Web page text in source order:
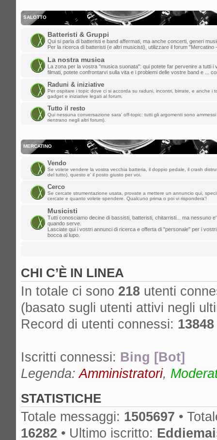
dajazz
»e' quasi natale!
lun dic 09, 2024 3:48 pm
matteo t»weeee
dom dic 01, 2024 9:20 pm
dajazz»finalmente sono riuscito a
creato l'account!!
sab nov 02, 2024 2:21 pm
kazurga»ben ritornata , ciao a tutti
MASTERCUSTOM»Ciao a tutti, non
mer set 04, 2024 9:23 am
*Davide*»pulizia dello spam
mer ago 28, 2024 1:20 pm
kidg » ormai suono solo i citofoni ma
vecchi del forum!
lun ago 05, 2024 12:39 pm
è spostato su un altro forum? Grazie!
gio ago 01, 2024 11:25 am
edmondo
»lA mcx NON è MICA
dom lug 14, 2024 6:50 pm
nikman» Se l'hai presa nuova, ma
gio lug 04, 2024 10:01 am
masdau»ciao a tutti. Ho comprato
cassa lato sotto. non si vede tanto ma
SALOTTO
Batteristi & Gruppi
Qui si parla di batteristi e band affermati, ma anche concerti, generi
Per la ricerca di batteristi (e altri musicisti), utilizzare il forum "Mercatino
La nostra musica
La zona per la vostra "musica suonata": qui potete far pervenire a tutti i
filmati, potete confrontarvi sulla vita e i problemi delle vostre band e ...
Raduni & iniziative
Per ospitare i topic dove ci si accorda su raduni, incontri, birrate, e anche i
gadget e iniziative legati al forum.
Tutto il resto
Qui nessuna conversazione sara' off-topic: tutti gli argomenti sono
rientrano negli altri forum).
MERCATINO
Vendo
Se volete vendere la vostra vecchia batteria, il doppio pedale, il crash
del tutto), questo e' il posto giusto per voi.
Cerco
Se cercate strumentazione usata, provate a mettere un annuncio qui,
cercate e quanto volete spendere. Qualcuno prima o poi vi rispondera'!
Musicisti
Tutti conosciamo decine di bassisti, batteristi, chitarristi... ma nessuno
quando serve.
Lasciate qui i vostri annunci di ricerca e offerta di "personale" per i
bocca al lupo.
CHI C’È IN LINEA
In totale ci sono 218 utenti
(basato sugli utenti attivi negli
Record di utenti connessi: 13848
Iscritti connessi: Bing [Bot]
Legenda:Amministratori,
STATISTICHE
Totale messaggi: 1505697 •
16282 • Ultimo iscritto: